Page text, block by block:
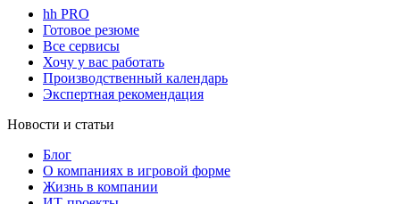
hh PRO
Готовое резюме
Все сервисы
Хочу у вас работать
Производственный календарь
Экспертная рекомендация
Новости и статьи
Блог
О компаниях в игровой форме
Жизнь в компании